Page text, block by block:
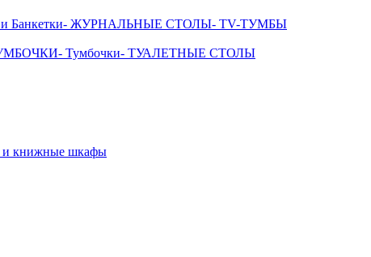
Банкетки- ЖУРНАЛЬНЫЕ СТОЛЫ- TV-ТУМБЫ
- Тумбочки- ТУАЛЕТНЫЕ СТОЛЫ
и книжные шкафы